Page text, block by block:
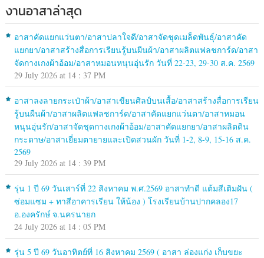
งานอาสาล่าสุด
อาสาคัดแยกแว่นตา/อาสาปลาใจดี/อาสาจัดชุดเมล็ดพันธุ์/อาสาคัด
แยกยา/อาสาสร้างสื่อการเรียนรู้บนผืนผ้า/อาสาผลิตแฟลชการ์ด/อาสา
จัดกางเกงผ้าอ้อม/อาสาหมอนหนุนอุ่นรัก วันที่ 22-23, 29-30 ส.ค. 2569
29 July 2026 at 14 : 37 PM
อาสาลงลายกระเป๋าผ้า/อาสาเขียนศิลป์บนเสื้อ/อาสาสร้างสื่อการเรียน
รู้บนผืนผ้า/อาสาผลิตแฟลชการ์ด/อาสาคัดแยกแว่นตา/อาสาหมอน
หนุนอุ่นรัก/อาสาจัดชุดกางเกงผ้าอ้อม/อาสาคัดแยกยา/อาสาผลิตดิน
กระดาษ/อาสาเยี่ยมตายายและเปิดสวนผัก วันที่ 1-2, 8-9, 15-16 ส.ค.
2569
29 July 2026 at 14 : 39 PM
รุ่น 1 ปี 69 วันเสาร์ที่ 22 สิงหาคม พ.ศ.2569 อาสาทำดี แต้มสีเติมฝัน (
ซ่อมแซม + ทาสีอาคารเรียน ให้น้อง ) โรงเรียนบ้านปากคลอง17
อ.องครักษ์ จ.นครนายก
24 July 2026 at 14 : 05 PM
รุ่น 5 ปี 69 วันอาทิตย์ที่ 16 สิงหาคม 2569 ( อาสา ล่องแก่ง เก็บขยะ